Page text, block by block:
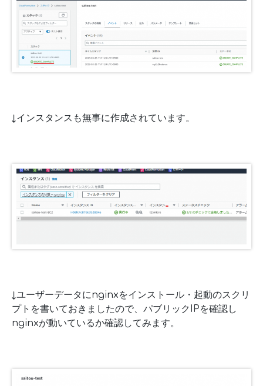
↓インスタンスも無事に作成されています。
↓ユーザーデータにnginxをインストール・起動のスクリ
プトを書いておきましたので、パブリックIPを確認し
nginxが動いているか確認してみます。